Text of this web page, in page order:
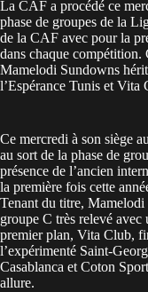
La CAF a procédé ce
phase de groupes de la
de la CAF avec pour la
dans chaque
Mamelodi Sundowns
l’Espérance Tunis et Vita
Ce mercredi à son siège
au sort de la phase de
présence de l’ancien
la première fois cette
Tenant du titre, Mamelodi
groupe C très relevé avec
premier plan, Vita Club,
l’expérimenté Saint-
Casablanca et Coton
allure.